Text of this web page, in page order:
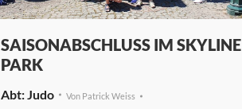
SAISONABSCHLUSS IM SKYLINE
PARK
Judo Von Patrick Weiss